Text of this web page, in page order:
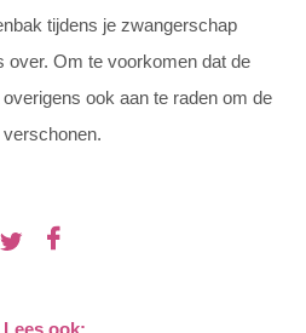
tijdens je zwangerschap
over. Om te voorkomen dat de
ook aan te raden om de
Lees ook: